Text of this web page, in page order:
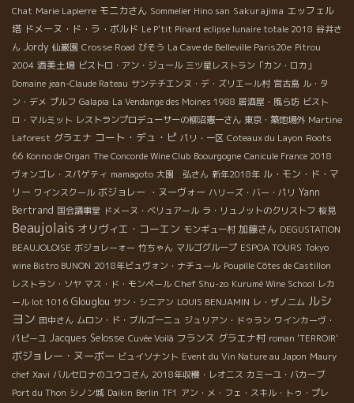
Chat Marie Lapierre モニカさん Sommelier Hino san Sakurajima エッフェル
塔 ドメーヌ・ド・ラ・ボルド Le P'tit Pinard eclipse lunaire totale 2018 谷井さ
ん Jordy 仙巌園 Crosse Road びそう La Cave de Belleville Paris20e Pitrou
2004 酒美土場 ビストロ・アン・ジュール 三ツ星レストラン「カン・ロカ」
Domaine jean-Claude Rateau サンテチエンヌ・デ・ズリエール村 宮古島 ル・タ
ン・デメ プルフ Galapia La Vendange des Moines 1988 居酒屋・風ら坊 ビスト
ロ・マルミット レストランプロデューサーの柳沼憲一さん 東京・築地場外 Martine
Laforest グラエナ コート・デュ・ピ パリ・一区 Coteaux du Layon Roots
66 Konno de Organ The Concorde Wine Club Boourgogne Canicule France 2018
ヴォンゴレ・スパゲティ mamagoto 大園 弘さん 新年2018年 ル・モン・ド・マ
リー ワインスクール ボジョレー ・ヌーヴォー ハリーズ・バー・パリ Yann
Bertrand 国会議事堂 ドメーヌ・ベリュアール ラ・リュノットのクリストフ 桜見
Beaujolais オリヴィエ・コーエン モンギュー村 加藤さん DEGUSTATION
BEAUJOLOISE ボジョレーォー 竹ちゃん マルゴグループ ESPOA TOURS Tokyo
wine Bistro BUNON 2018年ビュヴォン・ナチュール Poupille Côtes de Castillon
レストラン・ソヤ マス・ド・モンペール Chef Shu-zo Kurumé Wine School レカ
ール lot 1016 Glouglou サン・シニアン LOUIS BENJAMIN レ・ザノ二ム ルシ
ヨン 田中さん ムロン・ド・ブルゴーニュ ジュリアン・ドゥラン ワインカーヴ・
パピーユ Jacques Selosse Cuvée Voilà フランス グラエナ村 roman 'TERROIR'
ボジョレー・ヌーボー ビュイソナント Event du Vin Nature au Japon Maury
chef Xavi バルセロナのユウコさん 2018年収穫・レオニス カミーユ・バカーブ
Port du Thon シノン城 Daikin Berlin TF1 アン・メ・フェ・スキル・トゥ・プレ